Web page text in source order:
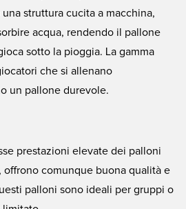
struttura cucita a macchina,
acqua, rendendo il pallone
sotto la pioggia. La gamma
che si allenano
un pallone durevole.
prestazioni elevate dei palloni
comunque buona qualità e
palloni sono ideali per gruppi o